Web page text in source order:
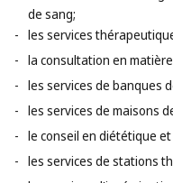
de sang;
- les services
- la consultation en
- les services de banques
- les services de maisons
- le conseil en diététique
- les services de stations